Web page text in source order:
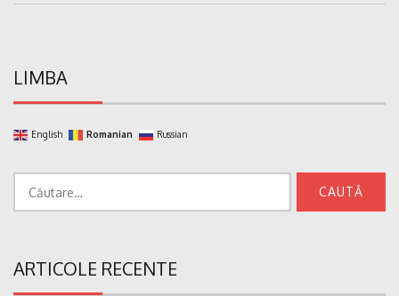
LIMBA
English Romanian Russian
ARTICOLE RECENTE